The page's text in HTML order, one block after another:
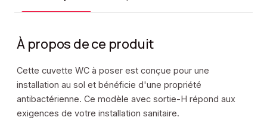
À propos de ce produit
Cette cuvette WC à poser est conçue pour une
installation au sol et bénéficie d'une propriété
antibactérienne. Ce modèle avec sortie-H répond aux
exigences de votre installation sanitaire.